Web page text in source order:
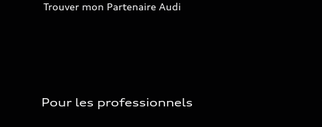
Trouver mon Partenaire Audi
Pour les professionnels